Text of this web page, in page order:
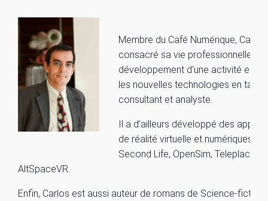
Membre du Café Numérique,
consacré sa vie professionnelle au
développement d’une activité en
les nouvelles technologies en tant
consultant et analyste.
Il a d’ailleurs développé des
de réalité virtuelle et numériques sur
Second Life, OpenSim, Teleplace et
AltSpaceVR.
Enfin, Carlos est aussi auteur de romans de Science-fiction.